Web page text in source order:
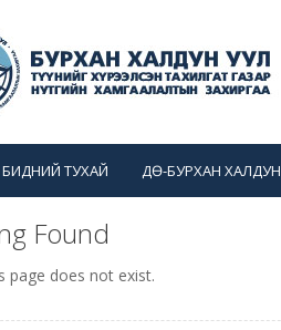
БИДНИЙ ТУХАЙ ДӨ-БУРХАН ХАЛДУН
Found
page does not exist.